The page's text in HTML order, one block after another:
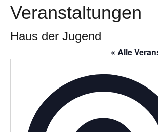
Veranstaltungen
Haus der Jugend
« Alle